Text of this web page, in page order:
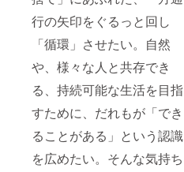
行の矢印をぐるっと回し
「循環」させたい。自然
や、様々な人と共存でき
る、持続可能な生活を目指
すために、だれもが「でき
ることがある」という認識
を広めたい。そんな気持ち